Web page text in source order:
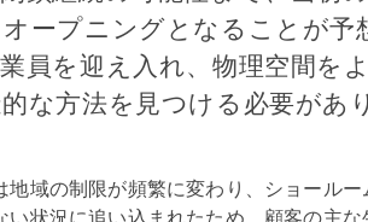
ープニングとなることが予
員を迎え入れ、物理空間を
な方法を見つける必要があ
地域の制限が頻繁に変わり、ショール